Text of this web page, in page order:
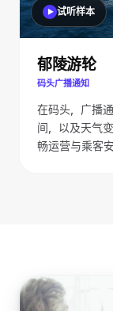
试听样本
郁陵游轮
码头广播通知
在码头，广播
间，以及天气
畅运营与乘客